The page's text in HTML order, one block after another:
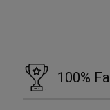
100%
dell'utente e
può essere